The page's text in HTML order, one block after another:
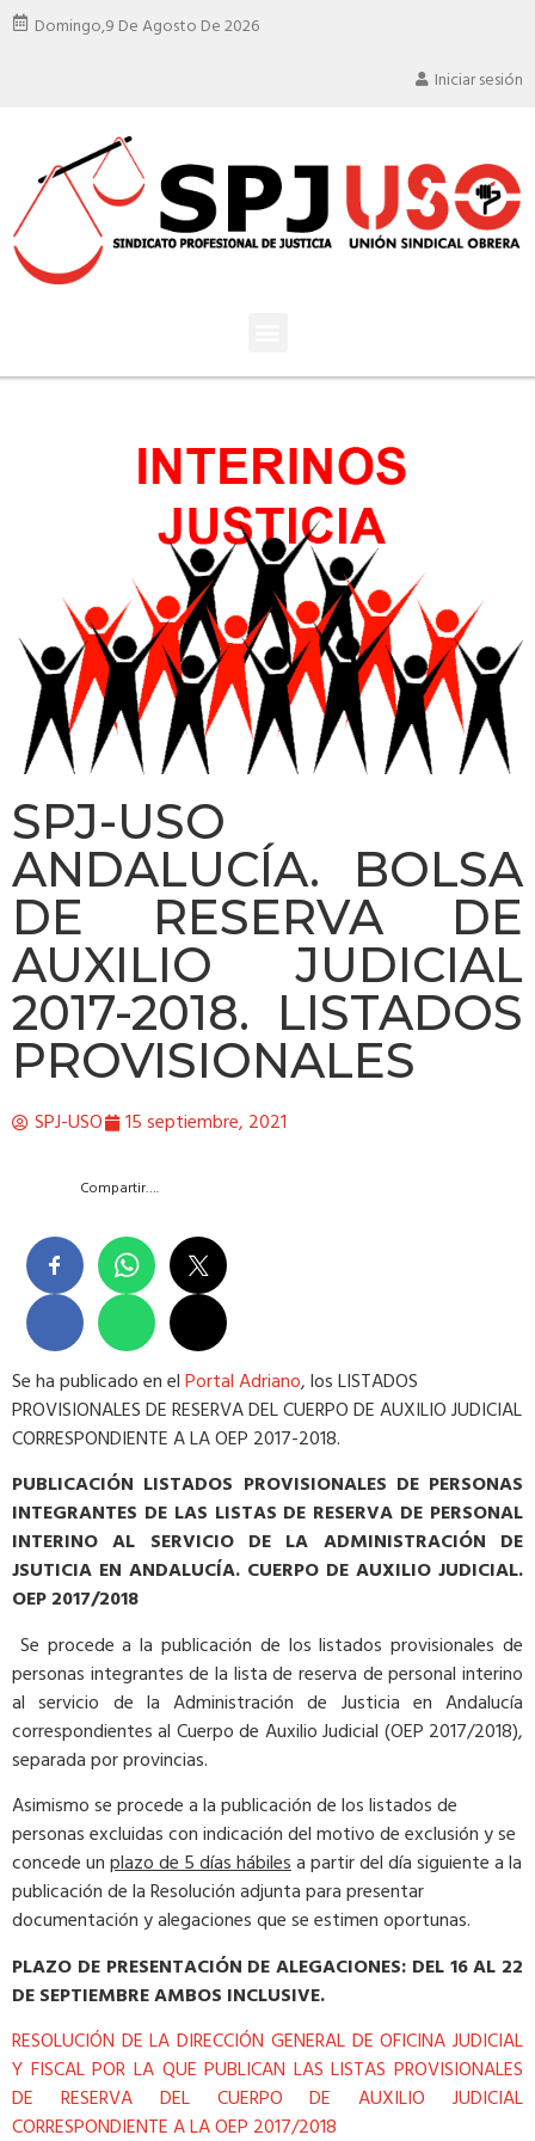
Domingo,9 De Agosto De 2026
Iniciar sesión
SPJ-USO
ANDALUCÍA. BOLSA
DE RESERVA DE
AUXILIO JUDICIAL
2017-2018. LISTADOS
PROVISIONALES
SPJ-USO 15 septiembre, 2021
Compartir….
Se ha publicado en elPortal Adriano, los LISTADOS
PROVISIONALES DE RESERVA DEL CUERPO DE AUXILIO JUDICIAL
CORRESPONDIENTE A LA OEP 2017-2018.
PUBLICACIÓN LISTADOS PROVISIONALES DE PERSONAS
INTEGRANTES DE LAS LISTAS DE RESERVA DE PERSONAL
INTERINO AL SERVICIO DE LA ADMINISTRACIÓN DE
JSUTICIA EN ANDALUCÍA. CUERPO DE AUXILIO JUDICIAL.
OEP 2017/2018
Se procede a la publicación de los listados provisionales de
personas integrantes de la lista de reserva de personal interino
al servicio de la Administración de Justicia en Andalucía
correspondientes al Cuerpo de Auxilio Judicial (OEP 2017/2018),
separada por provincias.
Asimismo se procede a la publicación de los listados de
personas excluidas con indicación del motivo de exclusión y se
concede unplazo de 5 días hábilesa partir del día siguiente a la
publicación de la Resolución adjunta para presentar
documentación y alegaciones que se estimen oportunas.
PLAZO DE PRESENTACIÓN DE ALEGACIONES: DEL 16 AL 22
DE SEPTIEMBRE AMBOS INCLUSIVE.
RESOLUCIÓN DE LA DIRECCIÓN GENERAL DE OFICINA JUDICIAL
Y FISCAL POR LA QUE PUBLICAN LAS LISTAS PROVISIONALES
DE RESERVA DEL CUERPO DE AUXILIO JUDICIAL
CORRESPONDIENTE A LA OEP 2017/2018